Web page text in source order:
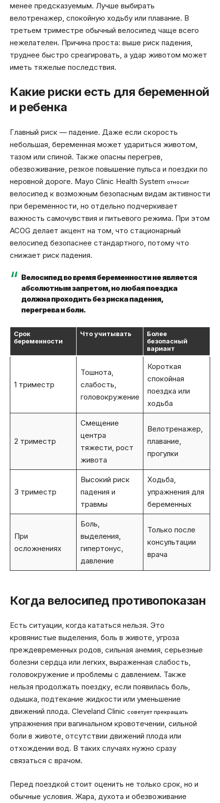
менее предсказуемым. Лучше выбирать
велотренажер, спокойную ходьбу или плавание. В
третьем триместре обычный велосипед чаще всего
нежелателен. Причина проста: выше риск падения,
труднее быстро среагировать, а удар животом может
иметь тяжелые последствия.
Какие риски есть для беременной
и ребенка
Главный риск — падение. Даже если скорость
небольшая, беременная может удариться животом,
тазом или спиной. Также опасны перегрев,
обезвоживание, резкое повышение пульса и поездки по
неровной дороге. Mayo Clinic Health System относит
велосипед к возможным безопасным видам активности
при беременности, но отдельно подчеркивает
важность самочувствия и питьевого режима. При этом
ACOG делает акцент на том, что стационарный
велосипед безопаснее стандартного, потому что
снижает риск падения.
Велосипед во время беременности не является
абсолютным запретом, но любая поездка
должна проходить без риска падения,
перегрева и боли.
Срок
беременности
Что учитывать
Более
безопасный
вариант
1 триместр
Тошнота,
слабость,
головокружение
Короткая
спокойная
поездка или
ходьба
2 триместр
Смещение
центра
тяжести, рост
живота
Велотренажер,
плавание,
прогулки
3 триместр
Высокий риск
падения и
травмы
Ходьба,
упражнения для
беременных
При
осложнениях
Боль,
выделения,
гипертонус,
давление
Только после
консультации
врача
Когда велосипед противопоказан
Есть ситуации, когда кататься нельзя. Это
кровянистые выделения, боль в животе, угроза
преждевременных родов, сильная анемия, серьезные
болезни сердца или легких, выраженная слабость,
головокружение и проблемы с давлением. Также
нельзя продолжать поездку, если появилась боль,
одышка, подтекание жидкости или уменьшение
движений плода. Cleveland Clinic советует прекращать
упражнения при вагинальном кровотечении, сильной
боли в животе, отсутствии движений плода или
отхождении вод. В таких случаях нужно сразу
связаться с врачом.
Перед поездкой стоит оценить не только срок, но и
обычные условия. Жара, духота и обезвоживание